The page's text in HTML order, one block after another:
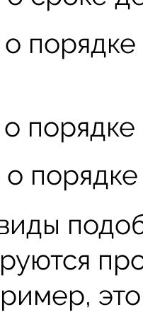
порядке
порядке